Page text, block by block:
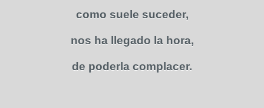
como suele suceder,
nos ha llegado la hora,
de poderla complacer.